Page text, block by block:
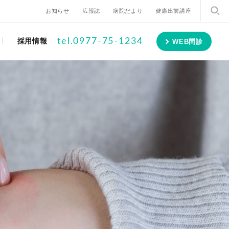
採用情報
お知らせ 広報誌 病院だより 健康出前講座
tel.0977-75-1234 WEB問診